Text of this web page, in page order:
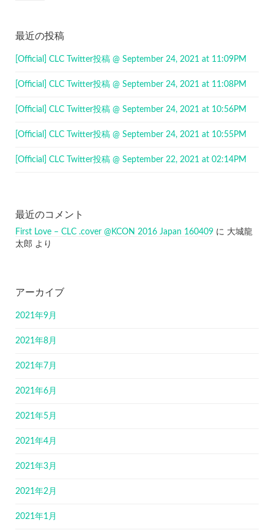
最近の投稿
[Official] CLC Twitter投稿 @ September 24, 2021 at 11:09PM
[Official] CLC Twitter投稿 @ September 24, 2021 at 11:08PM
[Official] CLC Twitter投稿 @ September 24, 2021 at 10:56PM
[Official] CLC Twitter投稿 @ September 24, 2021 at 10:55PM
[Official] CLC Twitter投稿 @ September 22, 2021 at 02:14PM
最近のコメント
First Love – CLC .cover @KCON 2016 Japan 160409 に 大城龍
太郎 より
アーカイブ
2021年9月
2021年8月
2021年7月
2021年6月
2021年5月
2021年4月
2021年3月
2021年2月
2021年1月